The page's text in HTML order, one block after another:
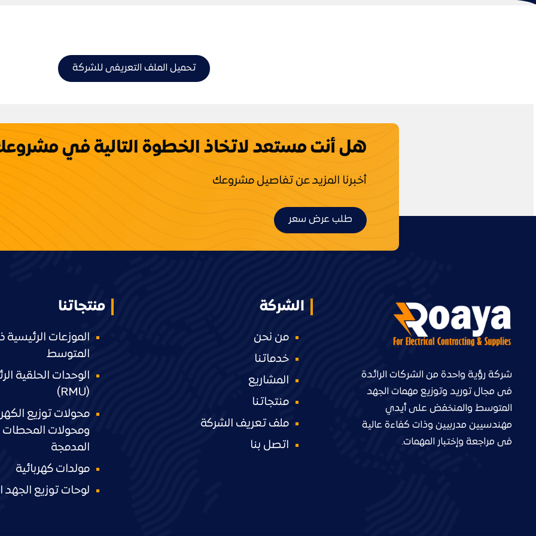
تحميل الملف التعريفى للشركة
هل أنت مستعد لاتخاذ الخطوة التالية في
أخبرنا المزيد عن تفاصيل مشروعك
طلب عرض سعر
شركة رؤية واحدة من الشركات الرائدة
فى مجال توريد وتوزيع مهمات الجهد
المتوسط والمنخفض على أيدي
مهندسيين مدربيين وذات كفاءة عالية
فى مراجعة وإختبار المهمات.
الشركة
من نحن
خدماتنا
المشاريع
منتجاتنا
ملف تعريف الشركة
اتصل بنا
منتجاتنا
الموزعات الرئيسية
المتوسط
الوحدات الحلقية
(RMU)
محولات توزيع
ومحولات المحطات
المدمجة
مولدات كهربائية
لوحات توزيع